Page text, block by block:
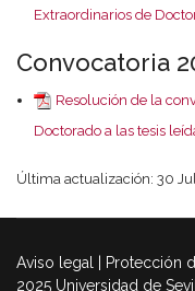
Extraordinarios de
Convocatoria
Resolución de la
Doctorado a las tesis
Última actualización: 30
Aviso legal | Protección
2025 Universidad de